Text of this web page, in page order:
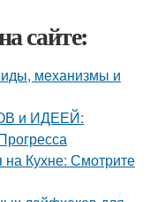
сайте:
механизмы и
и ИДЕЕЙ:
Кухне: Смотрите